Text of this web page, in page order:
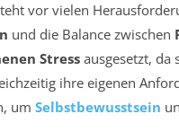
vor vielen
und die Balance zwischen
Stressausgesetzt, da
ihre eigenen
um Selbstbewusstsein